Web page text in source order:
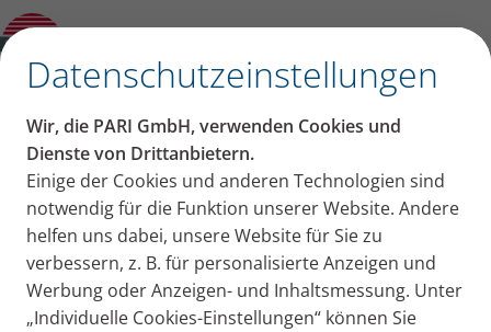
Datenschutzeinstellungen
Wir, die PARI GmbH, verwenden Cookies und
Dienste von Drittanbietern.
Einige der Cookies und anderen Technologien sind
notwendig für die Funktion unserer Website. Andere
helfen uns dabei, unsere Website für Sie zu
verbessern, z. B. für personalisierte Anzeigen und
Werbung oder Anzeigen- und Inhaltsmessung. Unter
„Individuelle Cookies-Einstellungen“ können Sie
Produktberater